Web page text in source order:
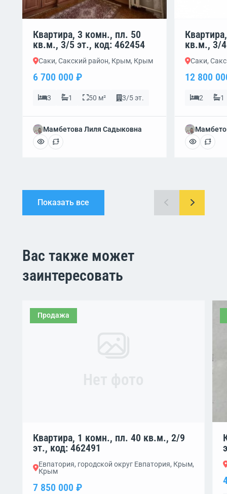
Квартира, 3 комн., пл. 50
кв.м., 3/5 эт., код: 462454
Саки, Сакский район, Крым, Крым
6 700 000 ₽
3 1 50 м² 3/5 эт.
Мамбетова Лиля Садыковна
кв.м., 3/
Саки,
12 800
2 1
Показать все
Вас также может
заинтересовать
Продажа
Квартира, 1 комн., пл. 40 кв.м., 2/9
эт., код: 462491
Евпатория, городской округ Евпатория, Крым,
Крым
7 850 000 ₽